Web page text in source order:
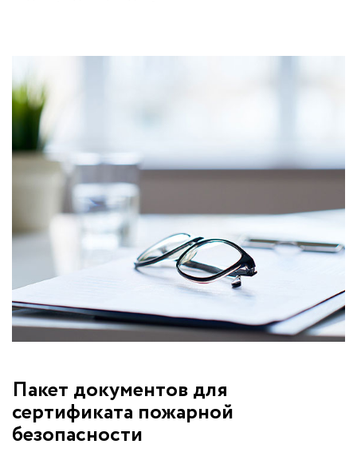
Пакет документов для
сертификата пожарной
безопасности